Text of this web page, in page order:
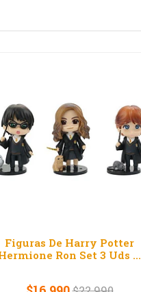
Figuras De Harry Potter
Ron Set 3 Uds ...